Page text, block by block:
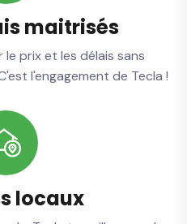
maitrisés
prix et les délais sans
l'engagement de Tecla !
locaux